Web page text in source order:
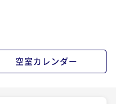
空室カレンダー